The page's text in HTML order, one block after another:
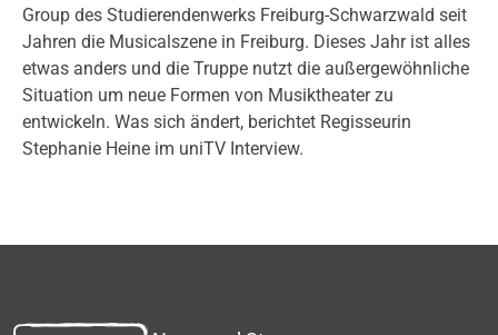
Group des Studierendenwerks Freiburg-Schwarzwald seit
Jahren die Musicalszene in Freiburg. Dieses Jahr ist alles
etwas anders und die Truppe nutzt die außergewöhnliche
Situation um neue Formen von Musiktheater zu
entwickeln. Was sich ändert, berichtet Regisseurin
Stephanie Heine im uniTV Interview.